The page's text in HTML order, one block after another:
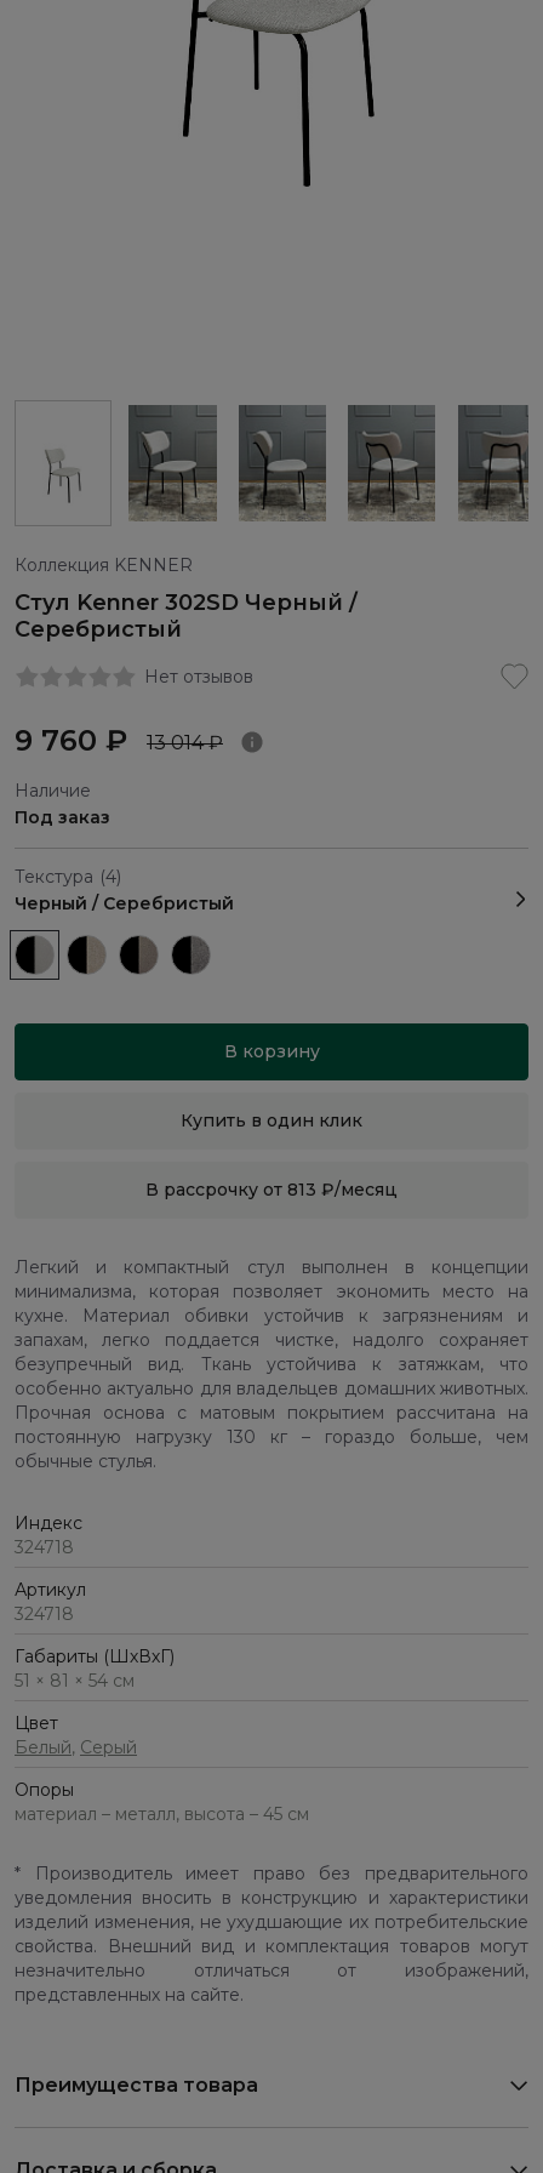
Коллекция KENNER
Стул Kenner 302SD Черный /
Серебристый
Нет отзывов
9 760 ₽ 13 014 ₽
Наличие
Под заказ
Текстура (4)
Черный / Серебристый
В корзину
Купить в один клик
В рассрочку от 813 ₽/месяц
Легкий и компактный стул выполнен в концепции
минимализма, которая позволяет экономить место на
кухне. Материал обивки устойчив к загрязнениям и
запахам, легко поддается чистке, надолго сохраняет
безупречный вид. Ткань устойчива к затяжкам, что
особенно актуально для владельцев домашних животных.
Прочная основа с матовым покрытием рассчитана на
постоянную нагрузку 130 кг – гораздо больше, чем
обычные стулья.
Индекс
324718
Артикул
324718
Габариты (ШхВхГ)
51 × 81 × 54 см
Цвет
Белый, Серый
Опоры
материал – металл, высота – 45 см
* Производитель имеет право без предварительного
уведомления вносить в конструкцию и характеристики
изделий изменения, не ухудшающие их потребительские
свойства. Внешний вид и комплектация товаров могут
незначительно отличаться от изображений,
представленных на сайте.
Преимущества товара